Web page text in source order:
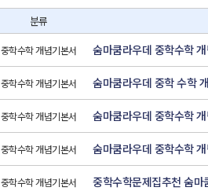
분류
중학수학 개념기본서 숨마쿰라우데 중학수학
중학수학 개념기본서 숨마쿰라우데 중학 수학
중학수학 개념기본서 숨마쿰라우데 중학수학
중학수학 개념기본서 숨마쿰라우데 중학수학
중학수학 개념기본서
중학수학문제집추천 숨